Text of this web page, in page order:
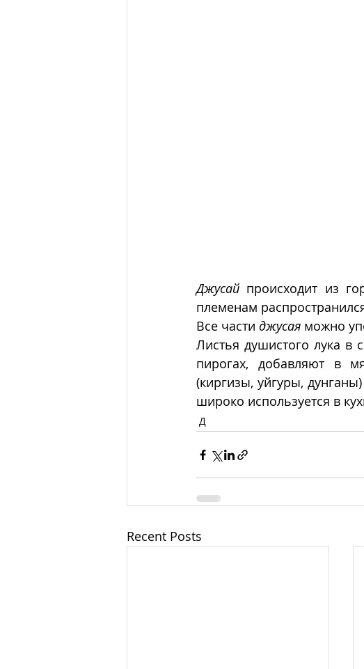
Джусай происходит из
племенам
Все части джусая можно
Листья душистого лука в
пирогах, добавляют в
(киргизы, уйгуры,
широко используется в
Д
Recent Posts